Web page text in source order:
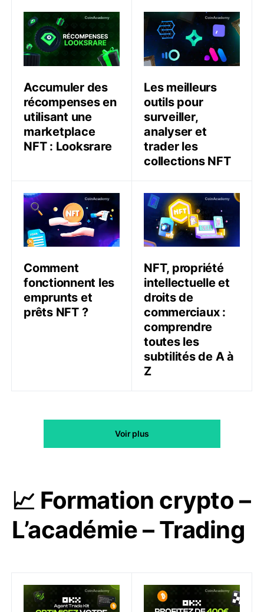
Accumuler des récompenses en utilisant une
Accumuler des
récompenses en
utilisant une
marketplace
NFT : Looksrare
Les meilleurs outils pour
Les meilleurs
outils pour
surveiller,
analyser et
trader les
collections NFT
Comment fonctionnent les emprunts et prêts NFT ?
Comment
fonctionnent les
emprunts et
prêts NFT ?
NFT, propriété
NFT, propriété
intellectuelle et
droits de
commerciaux :
comprendre
toutes les
subtilités de A à
Z
Voir plus
📈 Formation crypto –
L’académie – Trading
OKX Agent Trade Kit : trader sur OKX avec une IA
Bonus OKX exclusif :